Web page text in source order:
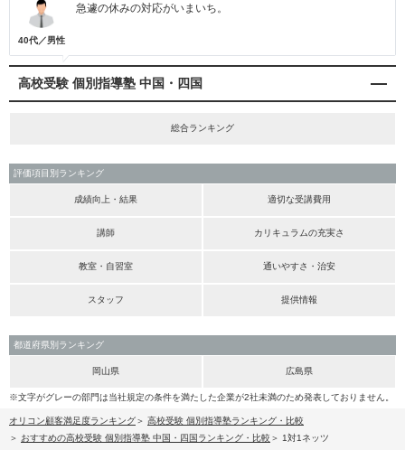
40代／男性
急遽の休みの対応がいまいち。
高校受験 個別指導塾 中国・四国
総合ランキング
評価項目別ランキング
成績向上・結果 適切な受講費用
講師 カリキュラムの充実さ
教室・自習室 通いやすさ・治安
スタッフ 提供情報
都道府県別ランキング
岡山県 広島県
※文字がグレーの部門は当社規定の条件を満たした企業が2社未満のため発表しておりません。
オリコン顧客満足度ランキング
高校受験 個別指導塾ランキング・比較
おすすめの高校受験 個別指導塾 中国・四国ランキング・比較
1対1ネッツ